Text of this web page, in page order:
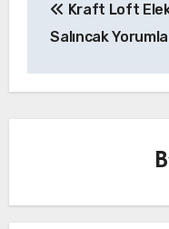
gezinmesi
Kraft Loft
Salıncak